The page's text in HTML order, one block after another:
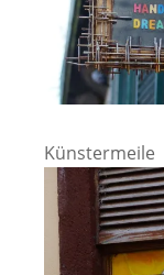
Künstermeile